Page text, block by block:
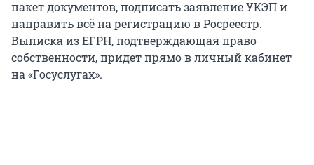
пакет документов, подписать заявление УКЭП и
направить всё на регистрацию в Росреестр.
Выписка из ЕГРН, подтверждающая право
собственности, придет прямо в личный кабинет
на «Госуслугах».